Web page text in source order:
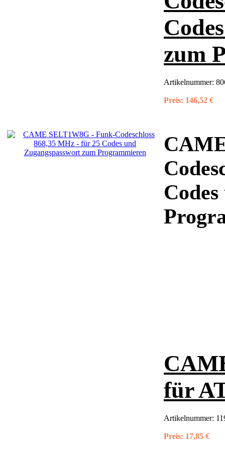
zum
Artikelnummer:
Preis: 146,52 €
für
Artikelnummer:
Preis: 17,85 €